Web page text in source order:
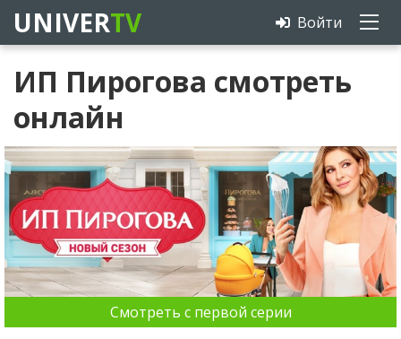
UNIVERTV Войти
ИП Пирогова смотреть
онлайн
Смотреть с первой серии